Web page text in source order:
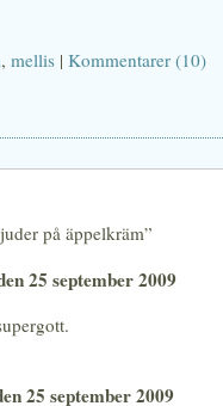
, mellis | Kommentarer (10)
på äppelkräm”
25 september 2009
25 september 2009